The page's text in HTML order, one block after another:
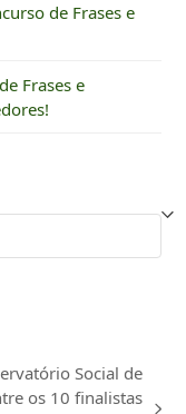
de Frases e
Frases e
Social de
os 10 finalistas